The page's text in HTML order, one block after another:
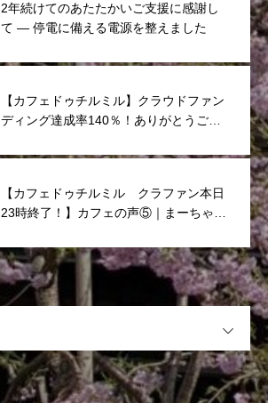
2年続けてのあたたかいご支援に感謝し
て ― 停電に備える電源を整えました
【カフェドゥチルミル】クラウドファン
ディング達成率140％！ありがとうござ
【カフェドゥチルミル クラファン本日
23時終了！】カフェの声⑤｜まーちゃん